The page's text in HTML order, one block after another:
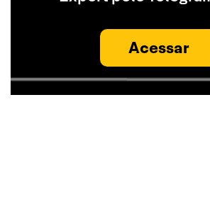
Acessar